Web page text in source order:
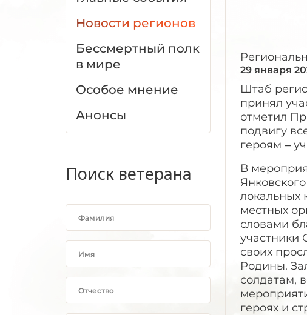
Новости регионов
Бессмертный полк
в мире
Особое мнение
Анонсы
Поиск ветерана
29 января
Штаб
принял
отметил
подвигу
героям –
В
локальных
местных
словами
участники
своих
Родины.
солдатам,
героях и